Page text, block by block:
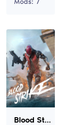
Mods: 7
Blood Strike